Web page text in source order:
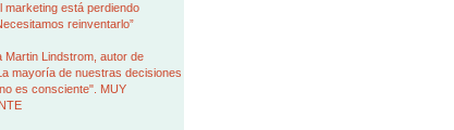
marketing está perdiendo
reinventarlo”
Martin Lindstrom, autor de
mayoría de nuestras decisiones
es consciente". MUY